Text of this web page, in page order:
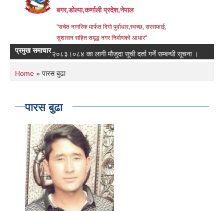
बगर,डोल्पा,कर्णाली प्रदेश,नेपाल
"सचेत नागरिक मार्फत दिगो पुर्वाधार,स्वच्छ, सरसफाई,
सुशासन सहित समृद्ध नगर निर्माणको आधार"
प्रमुख समाचार
आ.ब. २०८३।०८४ का लागी मौजुदा सूची दर्ता गर्ने सम्बन्धी सूचना ।
You are here
Home » पारस बुढा
पारस बुढा